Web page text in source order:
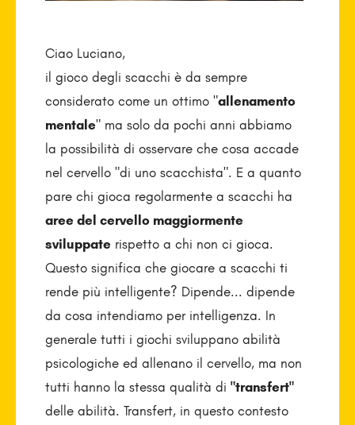
Ciao Luciano,
il gioco degli scacchi è da sempre
considerato come un ottimo "allenamento
mentale" ma solo da pochi anni abbiamo
la possibilità di osservare che cosa accade
nel cervello "di uno scacchista". E a quanto
pare chi gioca regolarmente a scacchi ha
aree del cervello maggiormente
sviluppate rispetto a chi non ci gioca.
Questo significa che giocare a scacchi ti
rende più intelligente? Dipende... dipende
da cosa intendiamo per intelligenza. In
generale tutti i giochi sviluppano abilità
psicologiche ed allenano il cervello, ma non
tutti hanno la stessa qualità di "transfert"
delle abilità. Transfert, in questo contesto